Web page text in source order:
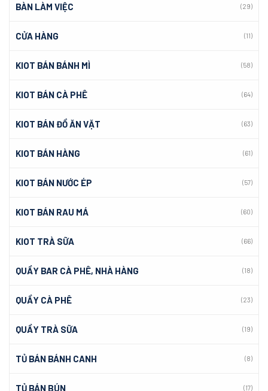
BÀN LÀM VIỆC (29)
CỬA HÀNG (11)
KIOT BÁN BÁNH MÌ (58)
KIOT BÁN CÀ PHÊ (64)
KIOT BÁN ĐỒ ĂN VẶT (63)
KIOT BÁN HÀNG (61)
KIOT BÁN NƯỚC ÉP (57)
KIOT BÁN RAU MÁ (60)
KIOT TRÀ SỮA (66)
QUẦY BAR CÀ PHÊ, NHÀ HÀNG (18)
QUẦY CÀ PHÊ (23)
QUẦY TRÀ SỮA (19)
TỦ BÁN BÁNH CANH (8)
TỦ BÁN BÚN (17)